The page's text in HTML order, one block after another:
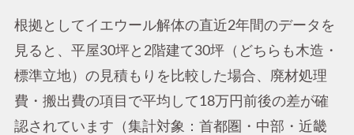
根拠としてイエウール解体の直近2年間のデータを
見ると、平屋30坪と2階建て30坪（どちらも木造・
標準立地）の見積もりを比較した場合、廃材処理
費・搬出費の項目で平均して18万円前後の差が確
認されています（集計対象：首都圏・中部・近畿